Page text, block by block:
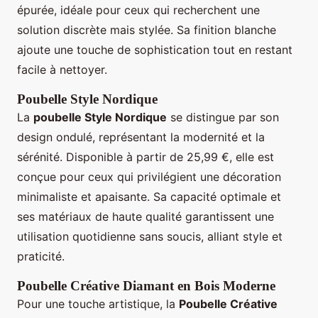
épurée, idéale pour ceux qui recherchent une
solution discrète mais stylée. Sa finition blanche
ajoute une touche de sophistication tout en restant
facile à nettoyer.
Poubelle Style Nordique
La poubelle Style Nordique se distingue par son
design ondulé, représentant la modernité et la
sérénité. Disponible à partir de 25,99 €, elle est
conçue pour ceux qui privilégient une décoration
minimaliste et apaisante. Sa capacité optimale et
ses matériaux de haute qualité garantissent une
utilisation quotidienne sans soucis, alliant style et
praticité.
Poubelle Créative Diamant en Bois Moderne
Pour une touche artistique, la Poubelle Créative